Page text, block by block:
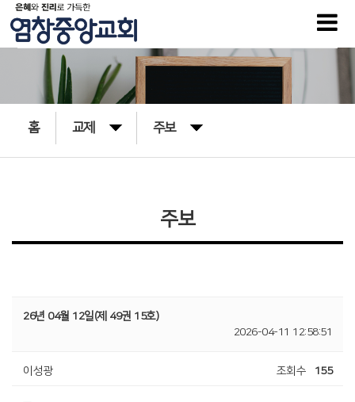
홈 교제 주보
주보
26년 04월 12일(제 49권 15호)
2026-04-11 12:58:51
이성광 조회수 155